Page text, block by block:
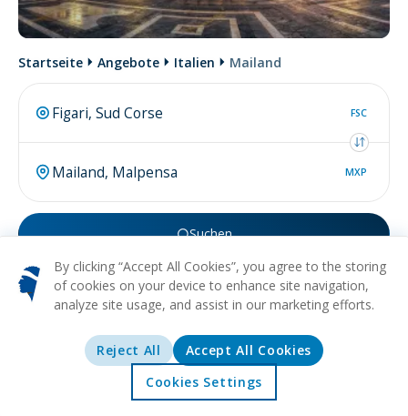
Angebote Erkunden
Startseite Angebote Italien Mailand
FSC
MXP
Suchen
Vielleicht suchen Sie nachflug von Mailand.
Mehr überMailand
By clicking “Accept All Cookies”, you agree to the storing
of cookies on your device to enhance site navigation,
analyze site usage, and assist in our marketing efforts.
Reject All
Accept All Cookies
Cookies Settings